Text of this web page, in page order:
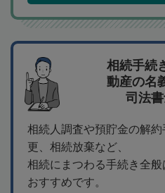
相続手続
動産の名
司法
相続人調査や預貯金の解
更、相続放棄など、
相続にまつわる手続き全
おすすめです。